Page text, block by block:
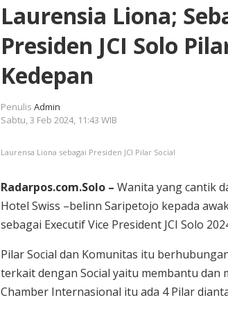
Laurensia Liona;
Presiden JCI Solo
Kedepan
Penulis Admin
Sabtu, 3 Feb 2024, 11:43 WIB
Laurensa Liona sebagai Presiden JCI Pilar Social
Radarpos.com.Solo – Wanita yang cantik
Hotel Swiss –belinn Saripetojo kepada
sebagai Executif Vice President JCI Solo
Pilar Social dan Komunitas itu
terkait dengan Social yaitu membantu dan
Chamber Internasional itu ada 4 Pilar